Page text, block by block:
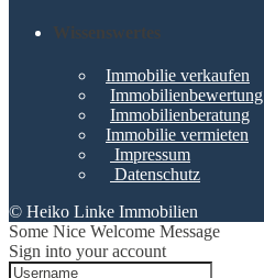
Wissenswertes
Immobilie verkaufen
Immobilienbewertung
Immobilienberatung
Immobilie vermieten
Impressum
Datenschutz
© Heiko Linke Immobilien
Some Nice Welcome Message
Sign into your account